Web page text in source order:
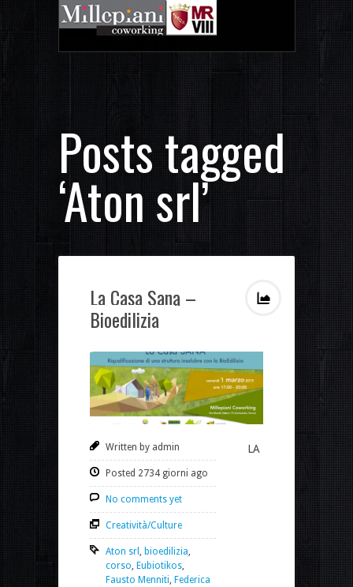
Posts tagged
‘Aton srl’
La Casa Sana –
Bioedilizia
Written by admin
Posted 2734 giorni ago
No comments yet
Creatività/Culture
Aton srl bioedilizia
corso Eubiotikos
Fausto Menniti Federica
LA